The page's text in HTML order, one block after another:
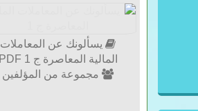
يسألونك عن المعاملات
المالية المعاصرة ج 1 PDF
مجموعة من المؤلفين